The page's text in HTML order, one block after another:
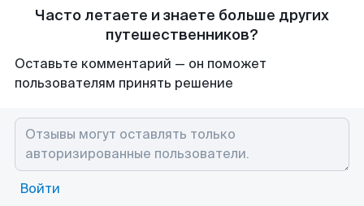
Часто летаете и знаете больше других
путешественников?
Оставьте комментарий — он поможет
пользователям принять решение
Войти